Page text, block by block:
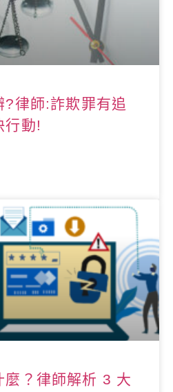
?律師:詐欺罪有追
行動!
麼？律師解析 3 大